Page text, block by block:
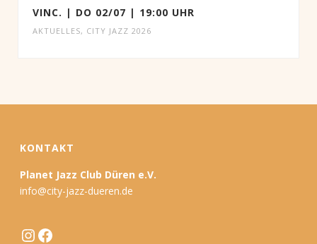
VINC. | DO 02/07 | 19:00 UHR
AKTUELLES, CITY JAZZ 2026
KONTAKT
Planet Jazz Club Düren e.V.
info@city-jazz-dueren.de
Instagram
Facebook